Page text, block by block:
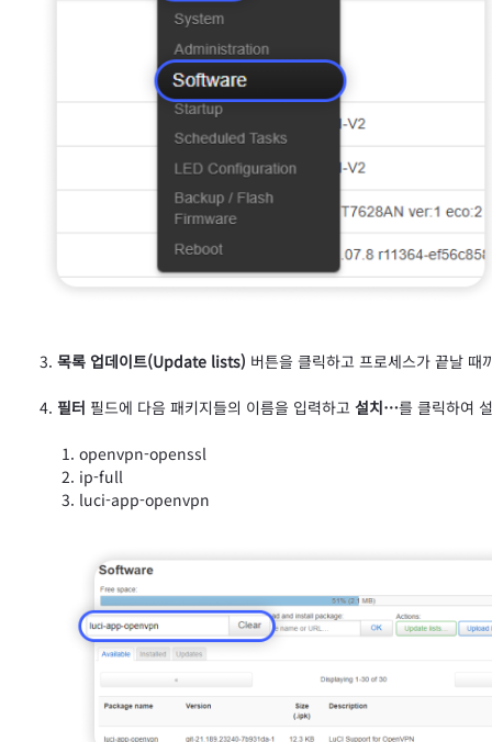
목록 업데이트(Update lists) 버튼을 클릭하고 프로세스가 끝날 때
필터 필드에 다음 패키지들의 이름을 입력하고 설치…를 클릭하여
openvpn-openssl
ip-full
luci-app-openvpn